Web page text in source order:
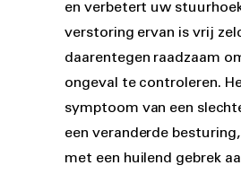
en verbetert uw
verstoring ervan is vrij
daarentegen raadzaam
ongeval te controleren.
symptoom van een
een veranderde
met een huilend gebrek